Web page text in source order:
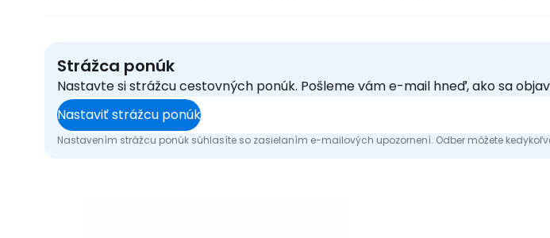
Strážca ponúk
Nastavte si strážcu cestovných ponúk. Pošleme vám e-mail hneď, ako sa
Nastaviť strážcu ponúk
Nastavením strážcu ponúk súhlasíte so zasielaním e-mailových upozornení. Odber môžete